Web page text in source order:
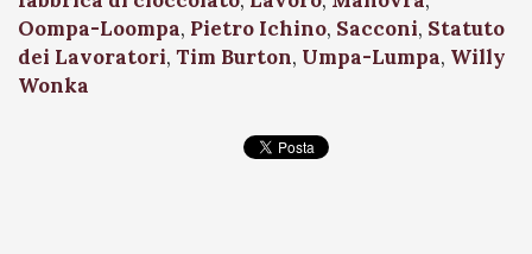
Oompa-Loompa, Pietro Ichino, Sacconi, Statuto
dei Lavoratori, Tim Burton, Umpa-Lumpa, Willy
Wonka